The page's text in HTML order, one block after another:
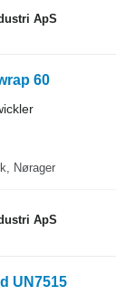
ApS
60
Nørager
ApS
UN7515